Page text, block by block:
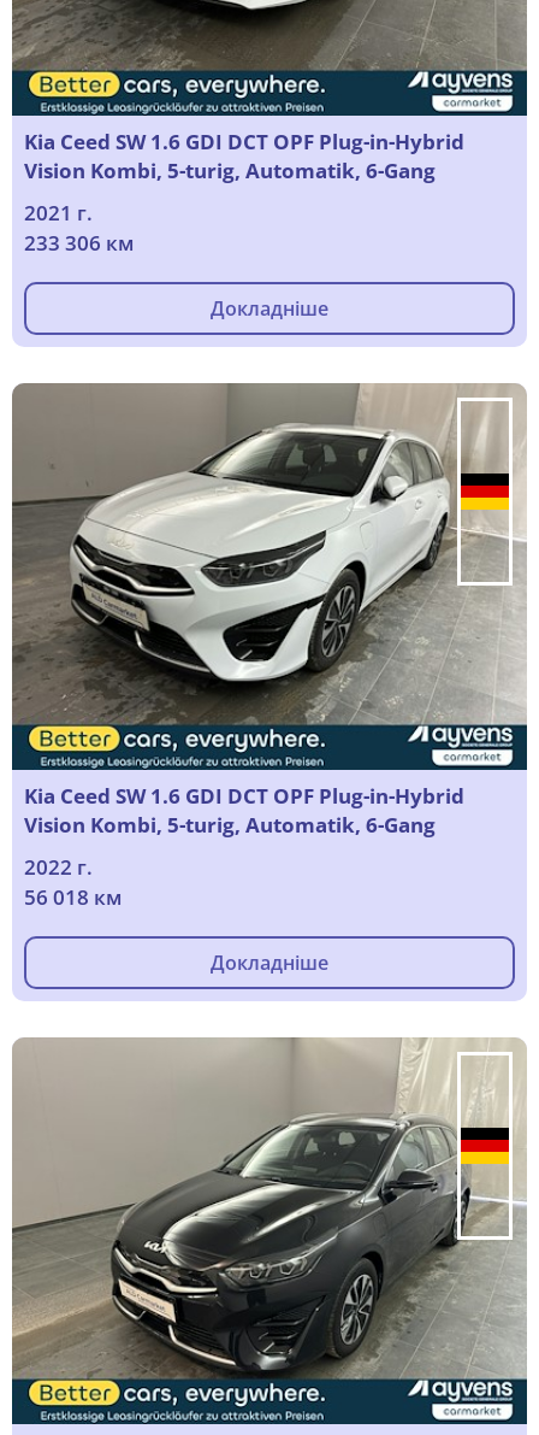
Kia Ceed SW 1.6 GDI DCT OPF Plug-in-Hybrid
Vision Kombi, 5-turig, Automatik, 6-Gang
2021 г.
233 306 км
Докладніше
Kia Ceed SW 1.6 GDI DCT OPF Plug-in-Hybrid
Vision Kombi, 5-turig, Automatik, 6-Gang
2022 г.
56 018 км
Докладніше